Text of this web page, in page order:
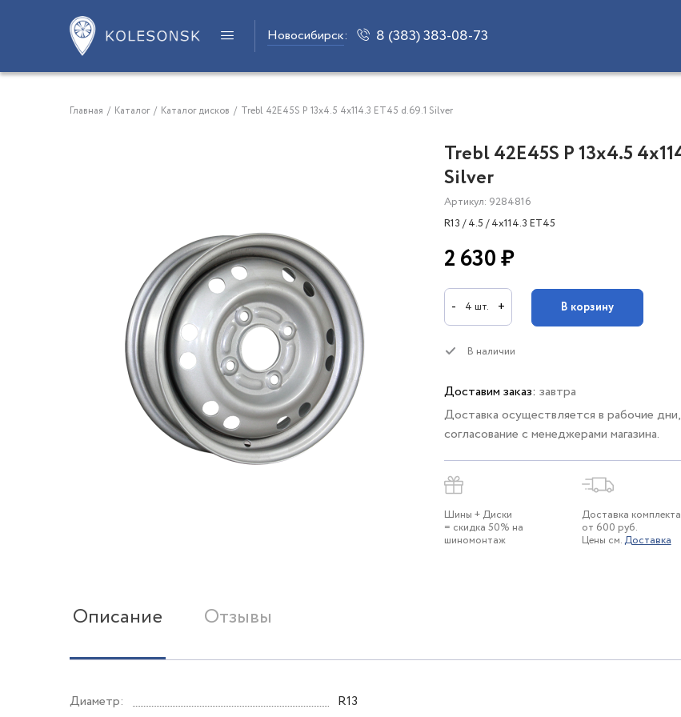
Новосибирск: 8 (383) 383-08-73
Главная / Каталог / Каталог дисков / Trebl 42E45S P 13x4.5 4x114.3 ET45 d.69.1 Silver
Trebl 42E45S P 13x4.5
Silver
Артикул: 9284816
R13 / 4.5 / 4x114.3 ET45
2 630 ₽
- 4 шт. + В корзину
В наличии
Доставим заказ: завтра
Доставка осуществляется в рабочие
согласование с менеджерами магазина.
Шины + Диски
= скидка 50% на
шиномонтаж
Доставка комплекта
от 600 руб.
Цены см.Доставка
Описание Отзывы
Диаметр:
R13